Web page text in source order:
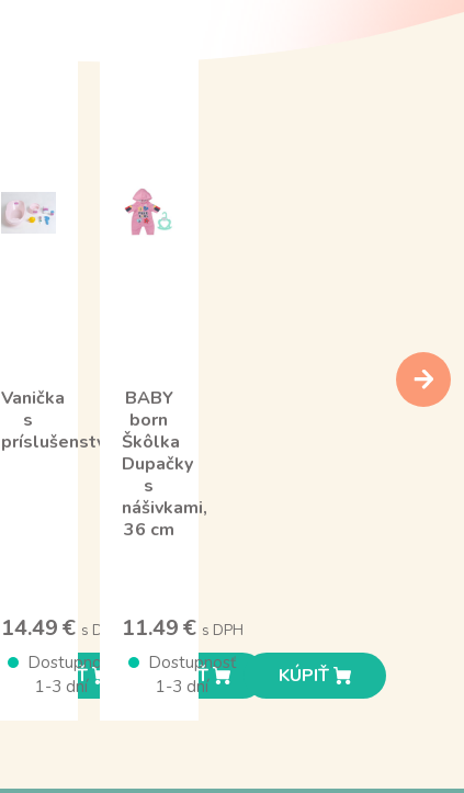
KÚPIŤ
Vanička
s
príslušenstvom
14.49 € s DPH
Dostupnosť
1-3 dní
KÚPIŤ
BABY
born
Škôlka
Dupačky
s
nášivkami,
36 cm
11.49 € s DPH
Dostupnosť
1-3 dní
KÚPIŤ